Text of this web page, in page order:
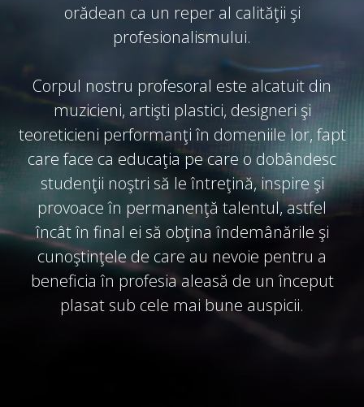
orădean ca un reper al calităţii şi
profesionalismului.
Corpul nostru profesoral este alcatuit din
muzicieni, artişti plastici, designeri şi
teoreticieni performanţi în domeniile lor, fapt
care face ca educaţia pe care o dobândesc
studenţii noştri să le întreţină, inspire şi
provoace în permanenţă talentul, astfel
încât în final ei să obţina îndemânările şi
cunoştinţele de care au nevoie pentru a
beneficia în profesia aleasă de un început
plasat sub cele mai bune auspicii.